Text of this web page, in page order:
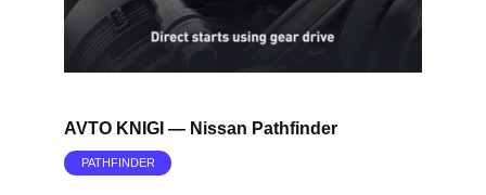
AVTO KNIGI — Nissan Pathfinder
PATHFINDER